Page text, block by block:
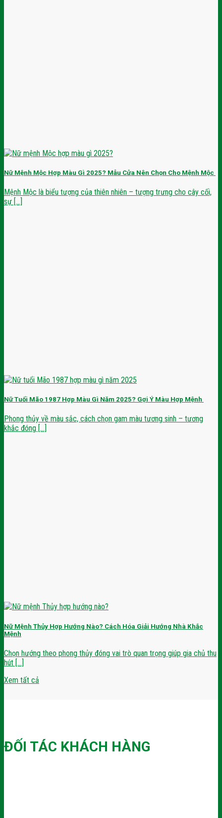
Nữ Mệnh Mộc Hợp Màu Gì 2025? Mẫu Cửa Nên Chọn Cho Mệnh Mộc
Mệnh Mộc là biểu tượng của thiên nhiên – tượng trưng cho cây cối,
sự [...]
Nữ Tuổi Mão 1987 Hợp Màu Gì Năm 2025? Gợi Ý Màu Hợp Mệnh
Phong thủy về màu sắc, cách chọn gam màu tương sinh – tương
khắc đóng [...]
Nữ Mệnh Thủy Hợp Hướng Nào? Cách Hóa Giải Hướng Nhà Khắc
Mệnh
Chọn hướng theo phong thủy đóng vai trò quan trọng giúp gia chủ thu
hút [...]
Xem tất cả
ĐỐI TÁC KHÁCH HÀNG